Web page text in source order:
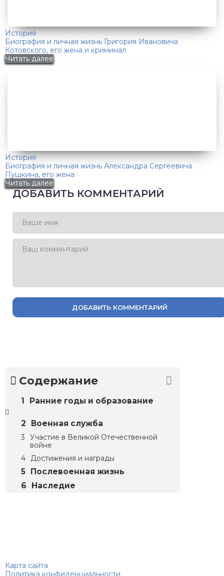
История
Биография и личная жизнь Григория Ивановича
Котовского, его жена и криминал
Читать далее
История
Биография и личная жизнь Александра Сергеевича
Пушкина, его жена
Читать далее
ДОБАВИТЬ КОММЕНТАРИЙ
ДОБАВИТЬ КОММЕНТАРИЙ
Содержание
Ранние годы и образование
Военная служба
Участие в Великой Отечественной
войне
Достижения и награды
Послевоенная жизнь
Наследие
Карта сайта
Политика конфиденциальности